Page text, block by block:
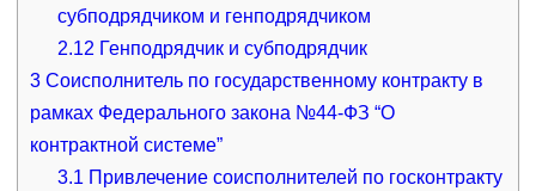
субподрядчиком и генподрядчиком
2.12 Генподрядчик и субподрядчик
3Соисполнитель по государственному контракту в
рамках Федерального закона №44-ФЗ “О
контрактной системе”
3.1 Привлечение соисполнителей по госконтракту